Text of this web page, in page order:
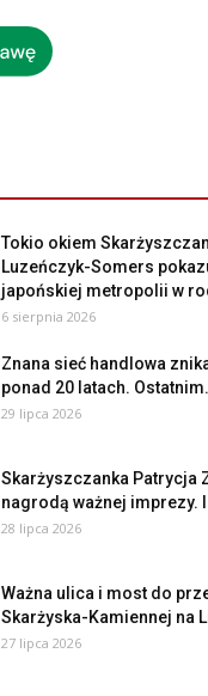
Tokio okiem
Luzeńczyk-Somers
japońskiej metropolii w
6 sierpnia 2026
Znana sieć handlowa
ponad 20 latach.
29 lipca 2026
Skarżyszczanka Patrycja
nagrodą ważnej imprezy.
28 lipca 2026
Ważna ulica i most do
Skarżyska-Kamiennej na
27 lipca 2026